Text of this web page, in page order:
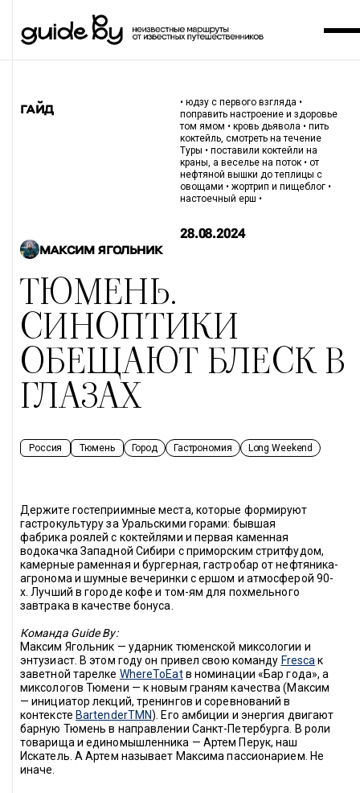
ГАЙД
• юдзу с первого взгляда •
поправить настроение и здоровье
том ямом • кровь дьявола • пить
коктейль, смотреть на течение
Туры • поставили коктейли на
краны, а веселье на поток • от
нефтяной вышки до теплицы с
овощами • жортрип и пищеблог •
настоечный ерш •
МАКСИМ ЯГОЛЬНИК
28.08.2024
ТЮМЕНЬ.
СИНОПТИКИ
ОБЕЩАЮТ БЛЕСК В
ГЛАЗАХ
Россия Тюмень Город Гастрономия Long Weekend
Держите гостеприимные места, которые формируют
гастрокультуру за Уральскими горами: бывшая
фабрика роялей с коктейлями и первая каменная
водокачка Западной Сибири с приморским стритфудом,
камерные раменная и бургерная, гастробар от нефтяника-
агронома и шумные вечеринки с ершом и атмосферой 90-
х. Лучший в городе кофе и том-ям для похмельного
завтрака в качестве бонуса.
Команда Guide By:
Максим Ягольник — ударник тюменской миксологии и
энтузиаст. В этом году он привел свою команду Fresca к
заветной тарелке WhereToEat в номинации «Бар года», а
миксологов Тюмени — к новым граням качества (Максим
— инициатор лекций, тренингов и соревнований в
контексте BartenderTMN). Его амбиции и энергия двигают
барную Тюмень в направлении Санкт-Петербурга. В роли
товарища и единомышленника — Артем Перук, наш
Искатель. А Артем называет Максима пассионарием. Не
иначе.